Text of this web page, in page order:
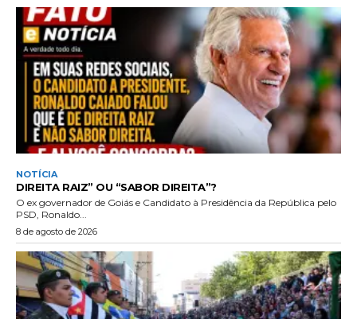
NOTÍCIA
DIREITA RAIZ” OU “SABOR DIREITA”?
O ex governador de Goiás e Candidato à Presidência da República pelo
PSD, Ronaldo...
8 de agosto de 2026